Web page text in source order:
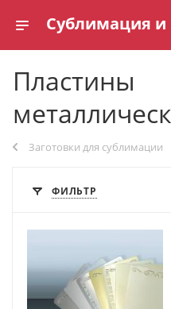
Пластины
Заготовки для сублимации
ФИЛЬТР